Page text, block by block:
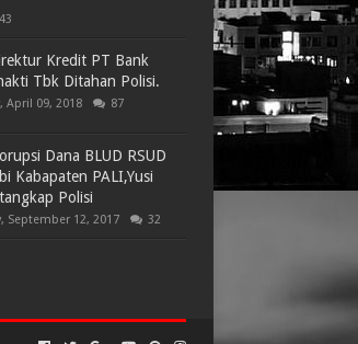
43
Kredit PT Bank
Tbk Ditahan Polisi.
April 09, 2018 87
Dana BLUD RSUD
Kabapaten PALI,Yusi
Polisi
September 12, 2017 32